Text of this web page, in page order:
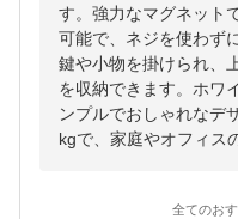
す。強力なマグネット
可能で、ネジを使わず
鍵や小物を掛けられ、
を収納できます。ホワ
ンプルでおしゃれなデ
kgで、家庭やオフィス
全てのお